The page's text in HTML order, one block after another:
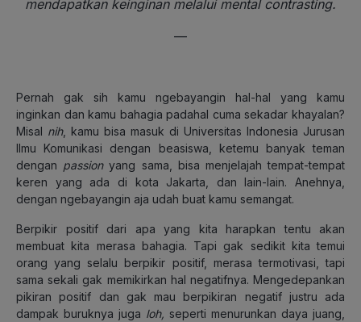
mendapatkan keinginan melalui mental contrasting.
—
Pernah gak sih kamu ngebayangin hal-hal yang kamu
inginkan dan kamu bahagia padahal cuma sekadar khayalan?
Misal nih, kamu bisa masuk di Universitas Indonesia Jurusan
Ilmu Komunikasi dengan beasiswa, ketemu banyak teman
dengan passionyang sama, bisa menjelajah tempat-tempat
keren yang ada di kota Jakarta, dan lain-lain. Anehnya,
dengan ngebayangin aja udah buat kamu semangat.
Berpikir positif dari apa yang kita harapkan tentu akan
membuat kita merasa bahagia. Tapi gak sedikit kita temui
orang yang selalu berpikir positif, merasa termotivasi, tapi
sama sekali gak memikirkan hal negatifnya. Mengedepankan
pikiran positif dan gak mau berpikiran negatif justru ada
dampak buruknya juga loh, seperti menurunkan daya juang,